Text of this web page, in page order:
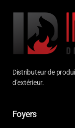
Distributeur de
d’extérieur.
Foyers